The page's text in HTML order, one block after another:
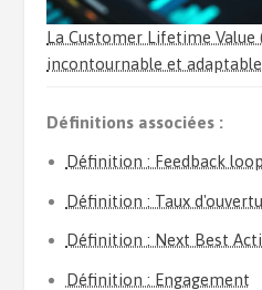
La Customer Lifetime Value
incontournable et adaptable
Définitions associées :
Définition : Feedback loop
Définition : Taux
Définition : Next Best
Définition : Engagement